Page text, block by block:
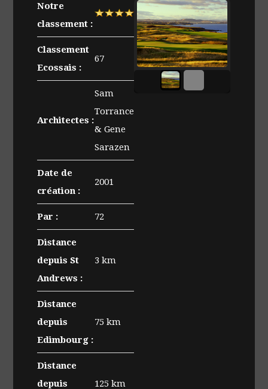
Notre
classement :
Vue
sur
Classement
Ecossais :
67
Architectes :
Sam
Torrance
& Gene
Sarazen
Date de
création :
2001
Par : 72
Distance
depuis St
Andrews :
3 km
Distance
depuis
Edimbourg :
75 km
Distance
depuis
125 km